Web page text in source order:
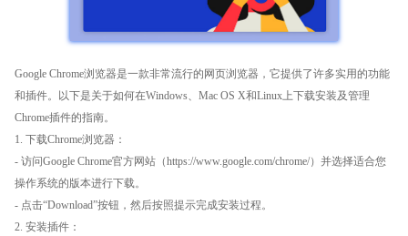
Google Chrome浏览器是一款非常流行的网页浏览器，它提供了许多实用的功能
和插件。以下是关于如何在Windows、Mac OS X和Linux上下载安装及管理
Chrome插件的指南。
1. 下载Chrome浏览器：
- 访问Google Chrome官方网站（https://www.google.com/chrome/）并选择适合您
操作系统的版本进行下载。
- 点击“Download”按钮，然后按照提示完成安装过程。
2. 安装插件：